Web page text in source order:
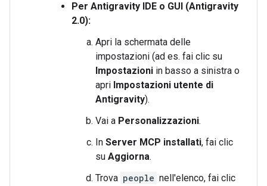
Per Antigravity IDE o GUI (Antigravity
2.0):
Apri la schermata delle
impostazioni (ad es. fai clic su
Impostazioni in basso a sinistra o
apri Impostazioni utente di
Antigravity).
Vai a Personalizzazioni.
In Server MCP installati, fai clic
su Aggiorna.
Trova people nell'elenco, fai clic